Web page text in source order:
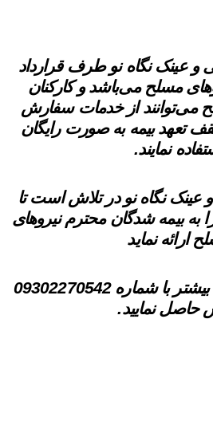
عینک نگاه نو طرف قرارداد
مسلح می‌باشد و کارکنان
می‌توانند از خدمات سفارش
تعهد بیمه به صورت رایگان
نمایند.
عینک نگاه نو در تلاش است تا
به بیمه شدگان محترم نیروهای
ارائه نماید
برای کسب اطلاعات بیشتر با شماره 09302270542
حاصل نمایید.